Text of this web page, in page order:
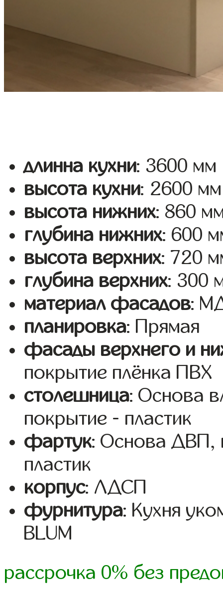
длинна кухни: 3600 мм
высота кухни: 2600 мм
высота нижних: 860
глубина нижних: 600
высота верхних: 720
глубина верхних: 300
материал фасадов:
планировка: Прямая
фасады верхнего и
покрытие плёнка ПВХ
столешница: Основа
покрытие - пластик
фартук: Основа ДВП,
пластик
корпус: ЛДСП
фурнитура: Кухня
BLUM
рассрочка 0% без